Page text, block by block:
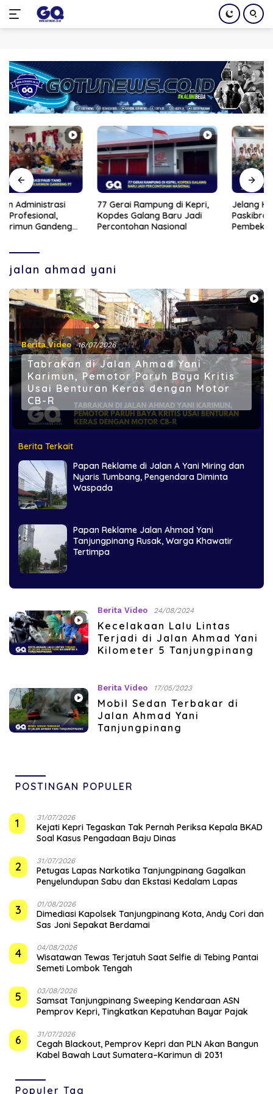
konten
77 Gerai Rampung di Kepri,
Kopdes Galang Baru Jadi
Percontohan Nasional
Jelang HUT RI ke-81, 33 Calon
Paskibra Bintan Jalani
Pembekalan
jalan ahmad yani
Berita Video 16/07/2026
Tabrakan di Jalan Ahmad Yani
Karimun, Pemotor Paruh Baya Kritis
Usai Benturan Keras dengan Motor
CB-R
Berita Terkait
Papan Reklame di Jalan A Yani Miring dan
Nyaris Tumbang, Pengendara Diminta
Waspada
Papan Reklame Jalan Ahmad Yani
Tanjungpinang Rusak, Warga Khawatir
Tertimpa
Berita Video 24/08/2024
Kecelakaan Lalu Lintas
Terjadi di Jalan Ahmad Yani
Kilometer 5 Tanjungpinang
Berita Video 17/05/2023
Mobil Sedan Terbakar di
Jalan Ahmad Yani
Tanjungpinang
POSTINGAN POPULER
1 31/07/2026
Kejati Kepri Tegaskan Tak Pernah Periksa Kepala BKAD
Soal Kasus Pengadaan Baju Dinas
2 31/07/2026
Petugas Lapas Narkotika Tanjungpinang Gagalkan
Penyelundupan Sabu dan Ekstasi Kedalam Lapas
3 01/08/2026
Dimediasi Kapolsek Tanjungpinang Kota, Andy Cori dan
Sas Joni Sepakat Berdamai
4 04/08/2026
Wisatawan Tewas Terjatuh Saat Selfie di Tebing Pantai
Semeti Lombok Tengah
5 03/08/2026
Samsat Tanjungpinang Sweeping Kendaraan ASN
Pemprov Kepri, Tingkatkan Kepatuhan Bayar Pajak
6 31/07/2026
Cegah Blackout, Pemprov Kepri dan PLN Akan Bangun
Kabel Bawah Laut Sumatera–Karimun di 2031
Populer Tag